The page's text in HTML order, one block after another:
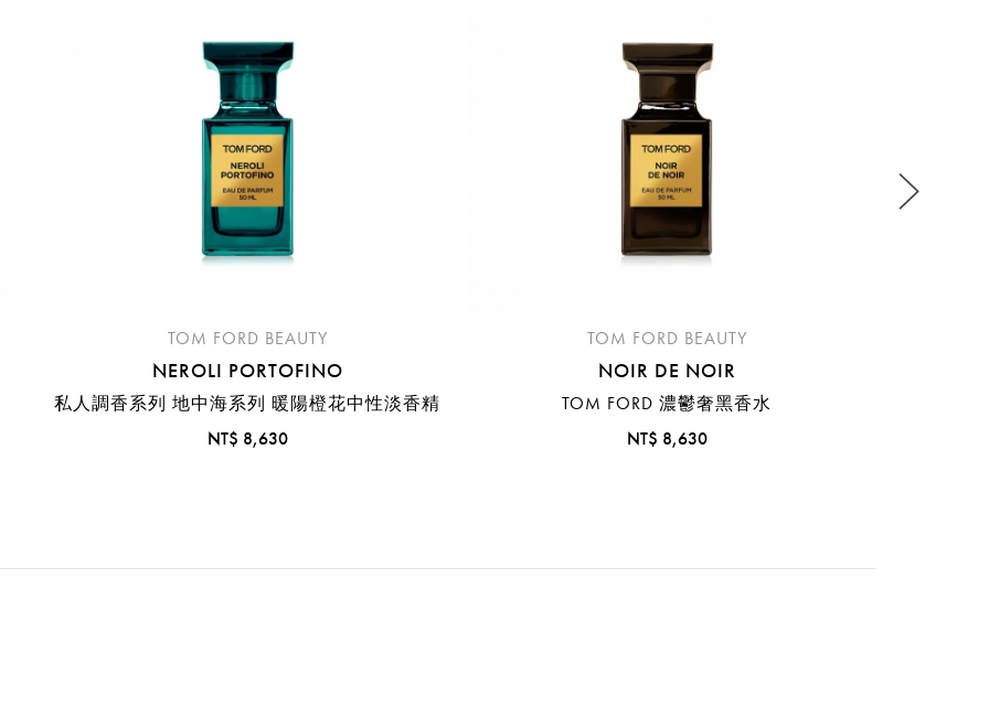
臺中國際機場(RMQ)
高雄國際機場(KHH)
國際線出境旅客使用
場的下單時間皆不相同，細節或訂購流程指引，請瀏覽
您必須登入才有辦法使用喜愛清單！
您必須登入才有辦法使用喜愛清單！
TOM FORD BEAUTY
NEROLI PORTOFINO
私人調香系列 地中海系列 暖陽橙花中性淡香精
NT$ 8,630
TOM FORD BEAUTY
NOIR DE NOIR
TOM FORD 濃鬱奢黑香水
NT$ 8,630